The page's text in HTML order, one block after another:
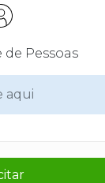
Pessoas